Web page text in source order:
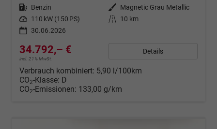
Kraftstoff Benzin Außenfarbe Magnetic Grau Metallic
Leistung 110 kW (150 PS) Kilometerstand
10 km
30.06.2026
34.792,– €
incl. 21% MwSt.
Details
Verbrauch kombiniert: 5,90 l/100km
CO2-Klasse: D
CO2-Emissionen: 133,00 g/km